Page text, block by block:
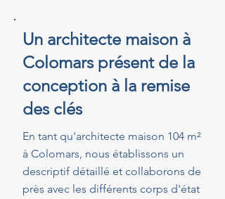
Un architecte maison à
Colomars présent de la
conception à la remise
des clés
En tant qu'architecte maison 104 m²
à Colomars, nous établissons un
descriptif détaillé et collaborons de
près avec les différents corps d'état